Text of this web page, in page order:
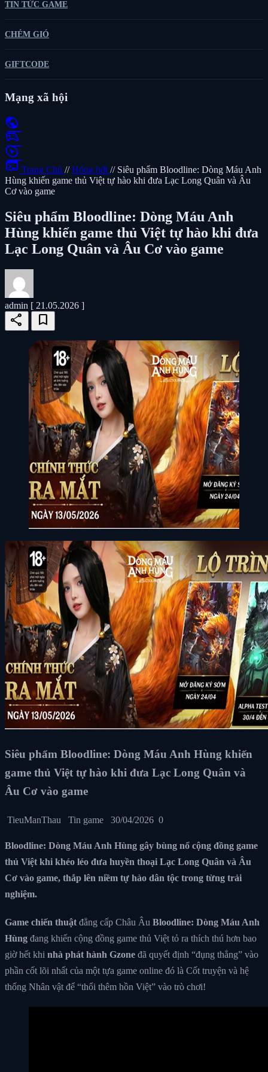
TIN TỨC GAME
CHÉM GIÓ
GIFTCODE
Mạng xã hội
public
sports_esports
play_circle
terminal Trang Chủ // Hóng hớt // Siêu phẩm Bloodline: Dòng Máu Anh
Hùng khiến game thủ Việt tự hào khi đưa Lạc Long Quân và Âu
Cơ vào game
Siêu phẩm Bloodline: Dòng Máu Anh
Hùng khiến game thủ Việt tự hào khi đưa
Lạc Long Quân và Âu Cơ vào game
admin [ 21.05.2026 ]
share bookmark
Siêu phẩm Bloodline: Dòng Máu Anh Hùng khiến
game thủ Việt tự hào khi đưa Lạc Long Quân và
Âu Cơ vào game
TieuManThau Tin game 30/04/2026 0
Bloodline: Dòng Máu Anh Hùng gây bùng nổ cộng đồng game
thủ Việt khi khéo léo đưa huyền thoại Lạc Long Quân và Âu
Cơ vào game, thắp lên niềm tự hào dân tộc trong từng trải
nghiệm.
Game chiến thuật đẳng cấp Châu Âu Bloodline: Dòng Máu Anh
Hùng đang khiến cộng đồng game thủ Việt tỏ ra thích thú hơn bao
giờ hết khi nhà phát hành Gzone đã quyết định “đụng thẳng” vào
phần cốt lõi nhất của một tựa game online đó là Cốt truyện và hệ
thống Nhân vật để “thổi thêm hồn Việt” vào trò chơi!